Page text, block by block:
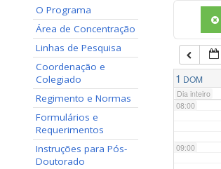
O Programa
Área de Concentração
Linhas de Pesquisa
Coordenação e
Colegiado
Regimento e Normas
Formulários e
Requerimentos
Instruções para Pós-
Doutorado
1 DOM
Dia inteiro
07:00
08:00
09:00